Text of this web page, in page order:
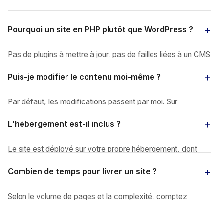
Pourquoi un site en PHP plutôt que WordPress ?
Pas de plugins à mettre à jour, pas de failles liées à un CMS
performance technique est un critère de classement réel :
Puis-je modifier le contenu moi-même ?
Par défaut, les modifications passent par moi. Sur
simple et sur mesure pour éditer les textes sans toucher au
L'hébergement est-il inclus ?
Le site est déployé sur votre propre hébergement, dont
serveur et de la mise en ligne, et je peux conseiller un
Combien de temps pour livrer un site ?
Selon le volume de pages et la complexité, comptez